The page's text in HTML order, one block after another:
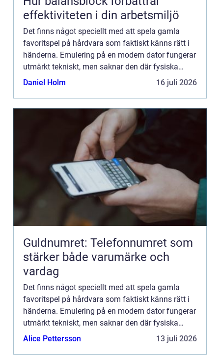
effektiviteten i din arbetsmiljö
Det finns något speciellt med att spela gamla
favoritspel på hårdvara som faktiskt känns rätt i
händerna. Emulering på en modern dator fungerar
utmärkt tekniskt, men saknar den där fysiska
upplevelsen ...
Daniel Holm 16 juli 2026
Guldnumret: Telefonnumret som
stärker både varumärke och
vardag
Det finns något speciellt med att spela gamla
favoritspel på hårdvara som faktiskt känns rätt i
händerna. Emulering på en modern dator fungerar
utmärkt tekniskt, men saknar den där fysiska
upplevelsen ...
Alice Pettersson 13 juli 2026